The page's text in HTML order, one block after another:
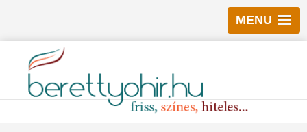
MENU